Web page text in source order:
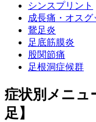
シンスプリント
成長痛・オスグ
鵞足炎
足底筋膜炎
股関節痛
足根洞症候群
症状別メニュ
足】